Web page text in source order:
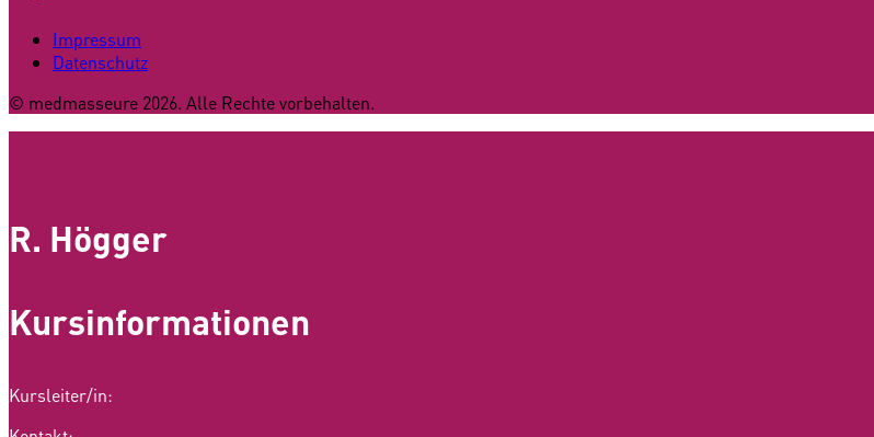
Impressum
Datenschutz
© medmasseure 2026. Alle Rechte vorbehalten.
R. Högger
Kursinformationen
Kursleiter/in: